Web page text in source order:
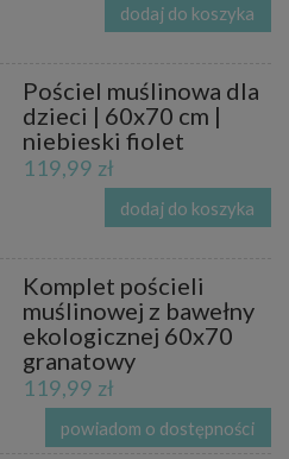
dodaj do koszyka
Pościel muślinowa dla
dzieci | 60x70 cm |
niebieski fiolet
119,99 zł
dodaj do koszyka
Komplet pościeli
muślinowej z bawełny
ekologicznej 60x70
granatowy
119,99 zł
powiadom o dostępności